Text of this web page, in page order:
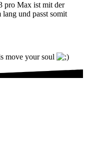
pro Max ist mit der
und passt somit
move your soul